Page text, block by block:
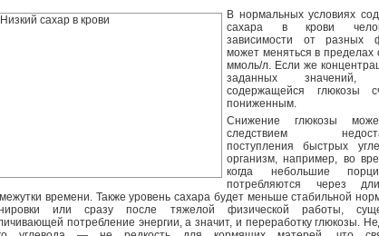
В нормальных условиях
сахара в крови
зависимости от разных
может меняться в пределах
ммоль/л. Если же
заданных значений,
содержащейся глюкозы
пониженным.
Снижение глюкозы
следствием
поступления быстрых
организм, например, во
когда небольшие
потребляются через
времени. Также уровень сахара будет меньше стабильной
или сразу после тяжелой физической работы,
потребление энергии, а значит, и переработку глюкозы.